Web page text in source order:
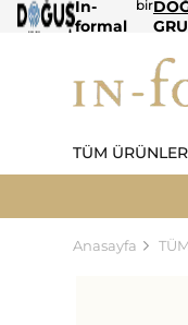
In-
formal
bir
TÜM ÜRÜNLER
Anasayfa